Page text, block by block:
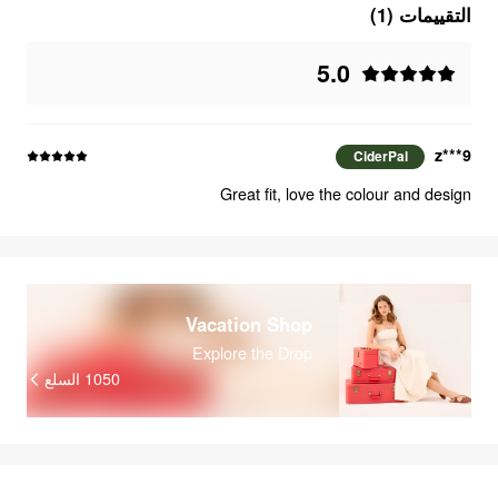
التقييمات (1)
5.0
9***z
CiderPal
Great fit, love the colour and design
Vacation Shop
Explore the Drop
1050 السلع